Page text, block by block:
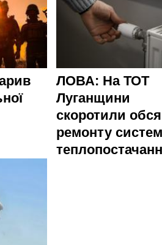
ЛОВА: На ТОТ
Луганщини
скоротили
ремонту